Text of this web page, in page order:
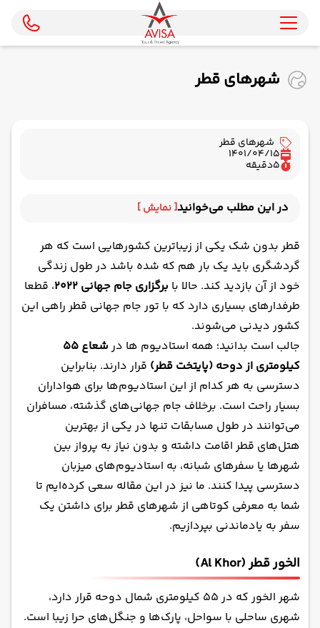
شهرهای قطر
شهرهای قطر
1401/04/15
5دقیقه
در این مطلب می‌خوانید[ نمایش ]
الریان قطر (Al Rayyan)
الوکره قطر (Al Wakrah)
دوحه قطر (Doha)
لوسیل قطر (Lusail)
قطر بدون شک یکی از زیباترین کشورهایی است که هر
گردشگری باید یک بار هم که شده باشد در طول زندگی
خود از آن بازدید کند. حالا با برگزاری جام جهانی ۲۰۲۲
، قطعا
طرفدارهای بسیاری دارد که با تور جام جهانی قطر راهی این
کشور دیدنی می‌شوند.
جالب است بدانید؛ همه استادیوم ها در
شعاع ۵۵
کیلومتری از دوحه (پایتخت قطر) قرار دارند. بنابراین
دسترسی به هر کدام از این استادیوم‌ها برای هواداران
بسیار راحت است. برخلاف جام جهانی‌های گذشته، مسافران
می‌توانند در طول مسابقات تنها در یکی ازبهترین
هتل‌های قطراقامت داشته و بدون نیاز به پرواز بین
شهرها یا سفرهای شبانه، به استادیوم‌های میزبان
دسترسی پیدا کنند. ما نیز در این مقاله سعی کرده‌ایم تا
شما به معرفی کوتاهی از شهرهای قطر برای داشتن یک
سفر به یادماندنی بپردازیم.
الخور قطر (Al Khor)
شهر الخور که در ۵۵ کیلومتری شمال دوحه قرار دارد،
شهری ساحلی با سواحل، پارک‌ها و جنگل‌های حرا زیبا است.